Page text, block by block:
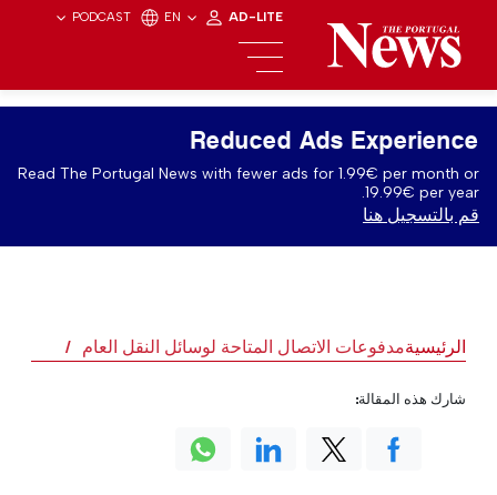
PODCAST EN AD-LITE
Reduced Ads Experience
Read The Portugal News with fewer ads for 1.99€ per month or
19.99€ per year.
قم بالتسجيل هنا
الرئيسيةمدفوعات الاتصال المتاحة لوسائل النقل العام
شارك هذه المقالة: